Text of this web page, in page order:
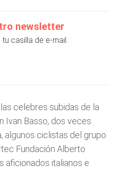
newsletter
casilla de e-mail.
celebres subidas de la
Ivan Basso, dos veces
algunos ciclistas del grupo
Fundación Alberto
aficionados italianos e